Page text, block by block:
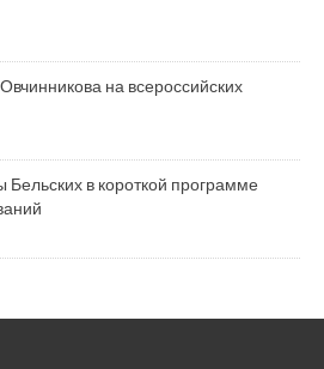
на всероссийских
в короткой программе